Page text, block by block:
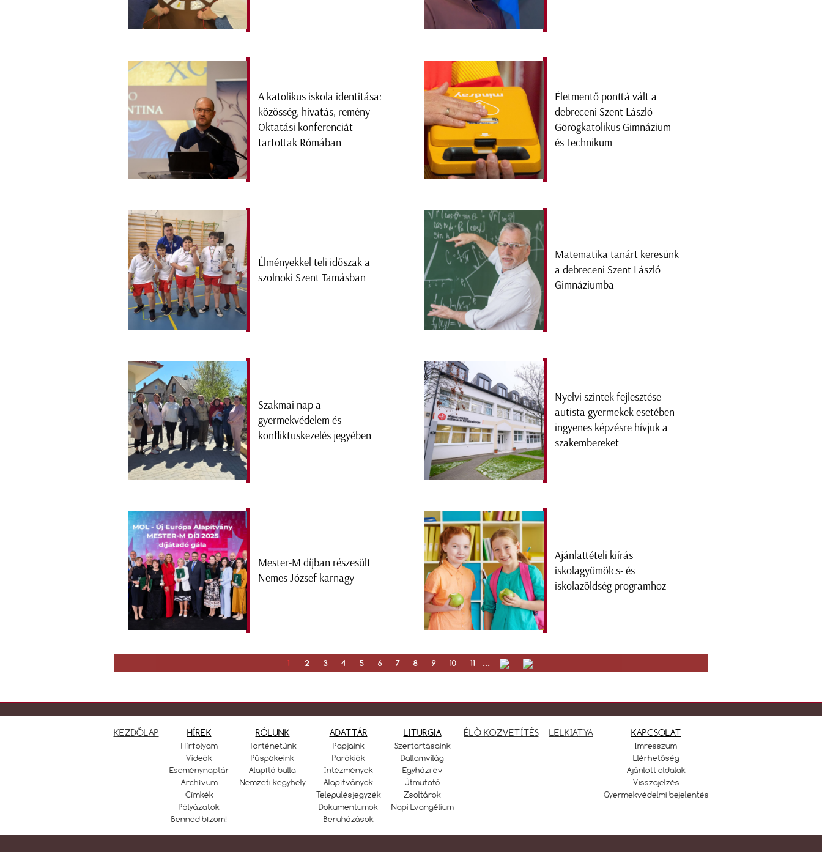
A katolikus iskola identitása:
közösség, hivatás, remény –
Oktatási konferenciát
tartottak Rómában
Életmentő ponttá vált a
debreceni Szent László
Görögkatolikus Gimnázium
és Technikum
Élményekkel teli időszak a
szolnoki Szent Tamásban
Matematika tanárt keresünk
a debreceni Szent László
Gimnáziumba
Szakmai nap a
gyermekvédelem és
konfliktuskezelés jegyében
Nyelvi szintek fejlesztése
autista gyermekek esetében -
ingyenes képzésre hívjuk a
szakembereket
Mester-M díjban részesült
Nemes József karnagy
Ajánlattételi kiírás
iskolagyümölcs- és
iskolazöldség programhoz
1 2 3 4 5 6 7 8 9 10 11 ...
KEZDŐLAP HÍREK
Hírfolyam
Videók
Eseménynaptár
Archívum
Címkék
Pályázatok
Benned bízom!
RÓLUNK
Történetünk
Püspökeink
Alapító bulla
Nemzeti kegyhely
ADATTÁR
Papjaink
Parókiák
Intézmények
Alapítványok
Településjegyzék
Dokumentumok
Beruházások
LITURGIA
Szertartásaink
Dallamvilág
Egyházi év
Útmutató
Zsoltárok
Napi Evangélium
ÉLŐ KÖZVETÍTÉS LELKIATYA KAPCSOLAT
Imresszum
Elérhetőség
Ajánlott oldalak
Visszajelzés
Gyermekvédelmi bejelentés